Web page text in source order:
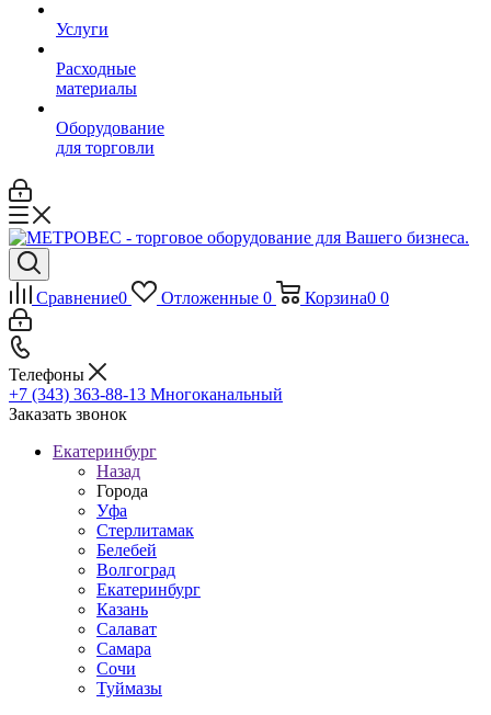
Услуги
Расходные
материалы
Оборудование
для торговли
Сравнение0 Отложенные 0 Корзина0 0
Телефоны
+7 (343) 363-88-13 Многоканальный
Заказать звонок
Екатеринбург
Назад
Города
Уфа
Стерлитамак
Белебей
Волгоград
Екатеринбург
Казань
Салават
Самара
Сочи
Туймазы